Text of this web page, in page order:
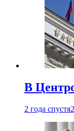
В
2 года спустя